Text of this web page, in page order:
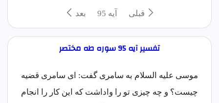
قبلی آيه 95 بعد
تفسیر آیه 95 سوره طه مختصر
موسی علیه السلام به سامری گفت: ای سامری قضیه
چیست؟ و چه چیزی تو را واداشت که این کار را انجام